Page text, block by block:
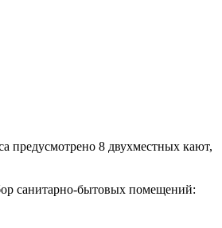
предусмотрено 8 двухместных кают,
санитарно-бытовых помещений: